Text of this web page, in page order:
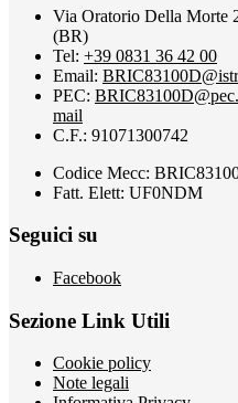
Via Oratorio Della Morte
(BR)
Tel: +39 0831 36 42 00
Email:
PEC:
mail
C.F.: 91071300742
Codice Mecc:
Fatt. Elett: UF0NDM
Seguici su
Facebook
Sezione Link Utili
Cookie policy
Note legali